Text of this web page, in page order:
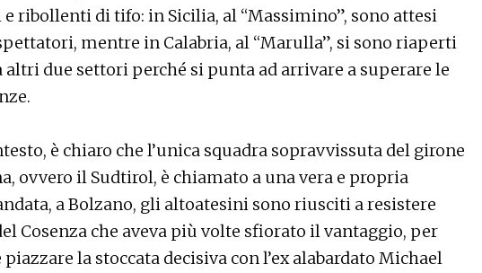
ribollenti di tifo: in Sicilia, al “Massimino”, sono attesi
mentre in Calabria, al “Marulla”, si sono riaperti
due settori perché si punta ad arrivare a superare le
è chiaro che l’unica squadra sopravvissuta del girone
ovvero il Sudtirol, è chiamato a una vera e propria
a Bolzano, gli altoatesini sono riusciti a resistere
Cosenza che aveva più volte sfiorato il vantaggio, per
la stoccata decisiva con l’ex alabardato Michael